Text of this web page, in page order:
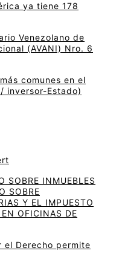
ya tiene 178
Venezolano de
(AVANI) Nro. 6
comunes en el
inversor-Estado)
SOBRE INMUEBLES
SOBRE
Y EL IMPUESTO
OFICINAS DE
el Derecho permite